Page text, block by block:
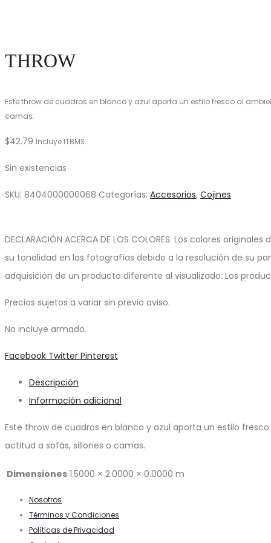
THROW
Este throw de cuadros en blanco y azul aporta un estilo fresco al
camas.
$42.79 Incluye ITBMS.
Sin existencias
SKU: 8404000000068 Categorías: Accesorios, Cojines
DECLARACIÓN ACERCA DE LOS COLORES. Los colores
su tonalidad en las fotografías debido a la resolución de su
adquisición de un producto diferente al visualizado. Los
Precios sujetos a variar sin previo aviso.
No incluye armado.
Share
Facebook Twitter Pinterest
Descripción
Información adicional
Este throw de cuadros en blanco y azul aporta un estilo
actitud a sofás, sillones o camas.
Dimensiones 1.5000 × 2.0000 × 0.0000 m
Nosotros
Términos y Condiciones
Políticas de Privacidad